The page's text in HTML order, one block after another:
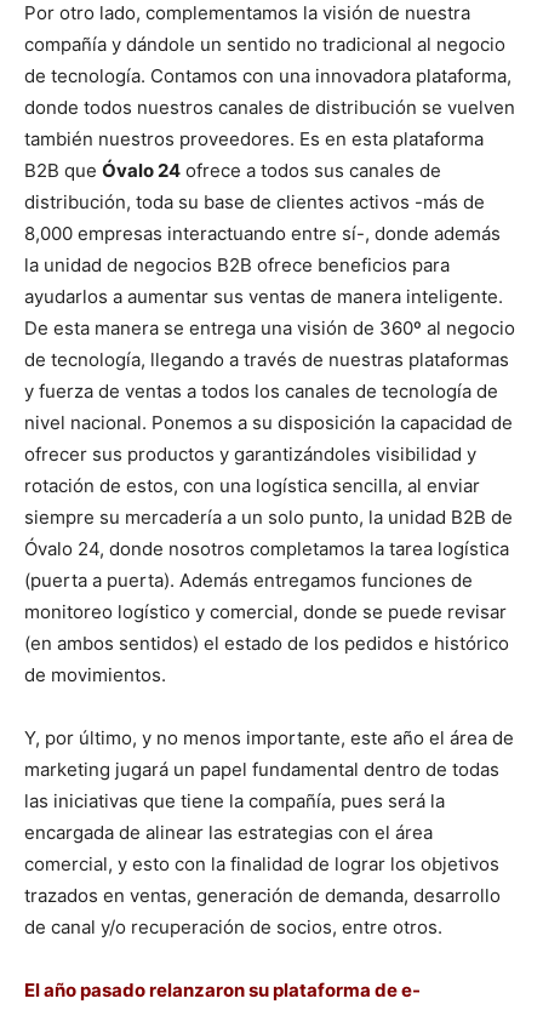
Por otro lado, complementamos la visión de nuestra
compañía y dándole un sentido no tradicional al negocio
de tecnología. Contamos con una innovadora plataforma,
donde todos nuestros canales de distribución se vuelven
también nuestros proveedores. Es en esta plataforma
B2B que Óvalo 24 ofrece a todos sus canales de
distribución, toda su base de clientes activos -más de
8,000 empresas interactuando entre sí-, donde además
la unidad de negocios B2B ofrece beneficios para
ayudarlos a aumentar sus ventas de manera inteligente.
De esta manera se entrega una visión de 360º al negocio
de tecnología, llegando a través de nuestras plataformas
y fuerza de ventas a todos los canales de tecnología de
nivel nacional. Ponemos a su disposición la capacidad de
ofrecer sus productos y garantizándoles visibilidad y
rotación de estos, con una logística sencilla, al enviar
siempre su mercadería a un solo punto, la unidad B2B de
Óvalo 24, donde nosotros completamos la tarea logística
(puerta a puerta). Además entregamos funciones de
monitoreo logístico y comercial, donde se puede revisar
(en ambos sentidos) el estado de los pedidos e histórico
de movimientos.
Y, por último, y no menos importante, este año el área de
marketing jugará un papel fundamental dentro de todas
las iniciativas que tiene la compañía, pues será la
encargada de alinear las estrategias con el área
comercial, y esto con la finalidad de lograr los objetivos
trazados en ventas, generación de demanda, desarrollo
de canal y/o recuperación de socios, entre otros.
El año pasado relanzaron su plataforma de e-